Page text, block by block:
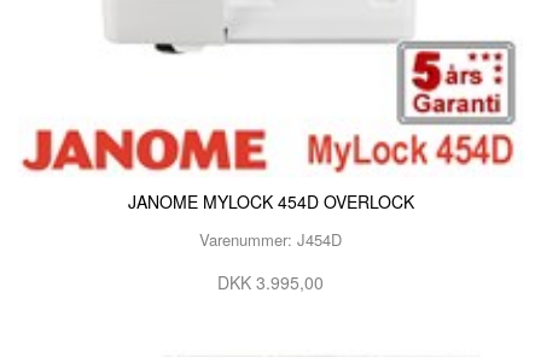
JANOME MYLOCK 454D OVERLOCK
Varenummer: J454D
DKK 3.995,00